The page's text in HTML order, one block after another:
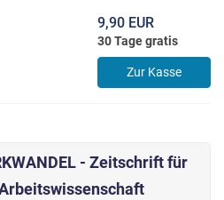
9,90 EUR
30 Tage gratis
Zur Kasse
- Zeitschrift für